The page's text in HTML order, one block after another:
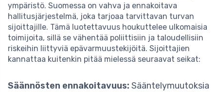
ympäristö. Suomessa on vahva ja ennakoitava
hallitusjärjestelmä, joka tarjoaa tarvittavan turvan
sijoittajille. Tämä luotettavuus houkuttelee ulkomaisia
toimijoita, sillä se vähentää poliittisiin ja taloudellisiin
riskeihin liittyviä epävarmuustekijöitä. Sijoittajien
kannattaa kuitenkin pitää mielessä seuraavat seikat:
Säännösten ennakoitavuus: Sääntelymuutoksia